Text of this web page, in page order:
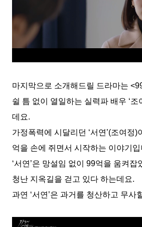
마지막으로 소개해드릴 드라마는
쉴 틈 없이 열일하는 실력파 배우 ‘조
데요.
가정폭력에 시달리던 ‘서연’(조여정
억을 손에 쥐면서 시작하는 이야기입
‘서연’은 망설임 없이 99억을 움켜잡
청난 지옥길을 걷고 있다 하는데요.
과연 ‘서연’은 과거를 청산하고 무사